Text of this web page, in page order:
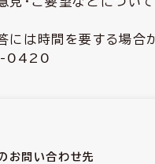
は時間を要する場合
0420
お問い合わせ先